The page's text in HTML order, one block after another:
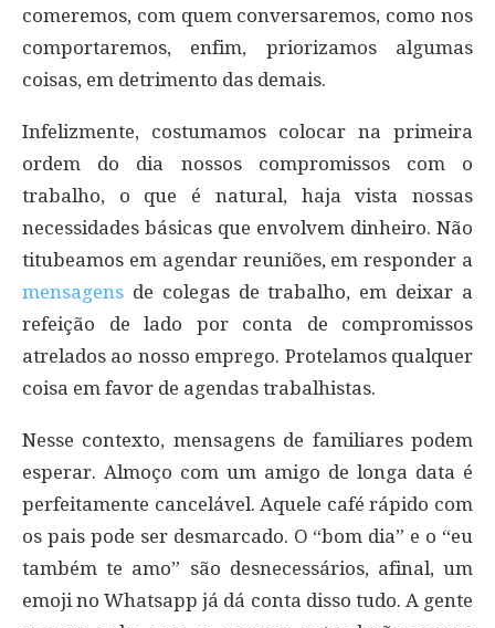
comeremos, com quem conversaremos, como nos
comportaremos, enfim, priorizamos algumas
coisas, em detrimento das demais.
Infelizmente, costumamos colocar na primeira
ordem do dia nossos compromissos com o
trabalho, o que é natural, haja vista nossas
necessidades básicas que envolvem dinheiro. Não
titubeamos em agendar reuniões, em responder a
mensagens de colegas de trabalho, em deixar a
refeição de lado por conta de compromissos
atrelados ao nosso emprego. Protelamos qualquer
coisa em favor de agendas trabalhistas.
Nesse contexto, mensagens de familiares podem
esperar. Almoço com um amigo de longa data é
perfeitamente cancelável. Aquele café rápido com
os pais pode ser desmarcado. O “bom dia” e o “eu
também te amo” são desnecessários, afinal, um
emoji no Whatsapp já dá conta disso tudo. A gente